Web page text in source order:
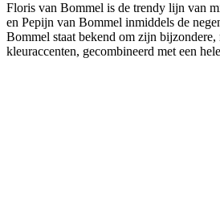
Floris van Bommel is de trendy lijn van
en Pepijn van Bommel inmiddels de
Bommel staat bekend om zijn
kleuraccenten, gecombineerd met een